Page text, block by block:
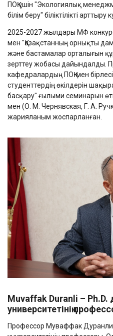
ПОҚ үшін "Экологиялық
білім беру" біліктілікті
2025-2027 жылдары МФ
мен "Қазақстанның орнықты
және бастамалар орталығын
зерттеу жобасы дайындалды.
кафедралардың ПОҚ-мен
студенттердің өкілдерін
басқару" ғылыми семинарын
мен (О. М. Чернявская, Г. А.
жарияланым жоспарланған.
Muvaffak Duranli – Ph.D.
университетінің
Профессор Муваффак Дуранли